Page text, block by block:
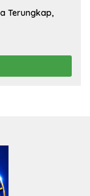
Terungkap,